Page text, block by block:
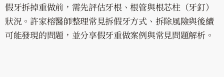
假牙拆掉重做前，需先評估牙根、根管與根芯柱（牙釘）
狀況。許家榕醫師整理常見拆假牙方式、拆除風險與後續
可能發現的問題，並分享假牙重做案例與常見問題解析。